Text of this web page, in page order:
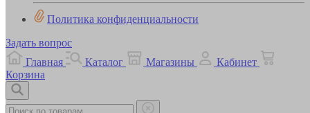
Политика конфиденциальности
Задать вопрос
Главная
Каталог Магазины
Кабинет
Корзина